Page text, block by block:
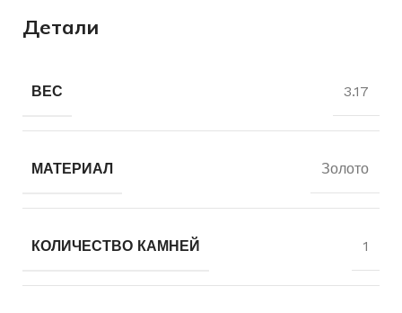
Детали
ВЕС 3.17
МАТЕРИАЛ Золото
КОЛИЧЕСТВО КАМНЕЙ 1